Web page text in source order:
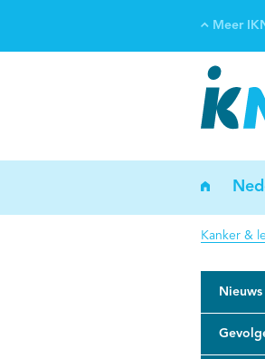
Meer
Kanker &
Nieuws